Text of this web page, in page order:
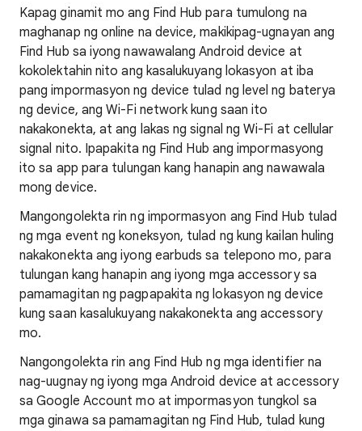
Kapag ginamit mo ang Find Hub para tumulong na
maghanap ng online na device, makikipag-ugnayan ang
Find Hub sa iyong nawawalang Android device at
kokolektahin nito ang kasalukuyang lokasyon at iba
pang impormasyon ng device tulad ng level ng baterya
ng device, ang Wi-Fi network kung saan ito
nakakonekta, at ang lakas ng signal ng Wi-Fi at cellular
signal nito. Ipapakita ng Find Hub ang impormasyong
ito sa app para tulungan kang hanapin ang nawawala
mong device.
Mangongolekta rin ng impormasyon ang Find Hub tulad
ng mga event ng koneksyon, tulad ng kung kailan huling
nakakonekta ang iyong earbuds sa telepono mo, para
tulungan kang hanapin ang iyong mga accessory sa
pamamagitan ng pagpapakita ng lokasyon ng device
kung saan kasalukuyang nakakonekta ang accessory
mo.
Nangongolekta rin ang Find Hub ng mga identifier na
nag-uugnay ng iyong mga Android device at accessory
sa Google Account mo at impormasyon tungkol sa
mga ginawa sa pamamagitan ng Find Hub, tulad kung